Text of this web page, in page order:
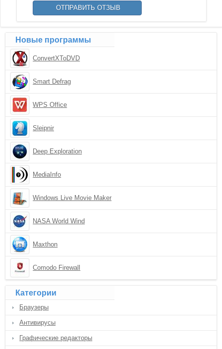
Новые программы
ConvertXToDVD
Smart Defrag
WPS Office
Sleipnir
Deep Exploration
MediaInfo
Windows Live Movie Maker
NASA World Wind
Maxthon
Comodo Firewall
Категории
Браузеры
Антивирусы
Графические редакторы